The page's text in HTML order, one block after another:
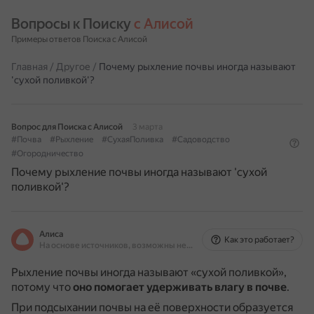
Вопросы к Поиску с Алисой
Примеры ответов Поиска с Алисой
Главная / Другое / Почему рыхление почвы иногда называют
'сухой поливкой'?
Вопрос для Поиска с Алисой
3 марта
#Почва
#Рыхление #СухаяПоливка
#Садоводство
#Огородничество
Почему рыхление почвы иногда называют 'сухой
поливкой'?
Алиса
На основе источников, возможны неточности
Как это работает?
Рыхление почвы иногда называют «сухой поливкой»,
потому чтооно помогает удерживать влагу в почве.
При подсыхании почвы на её поверхности образуется